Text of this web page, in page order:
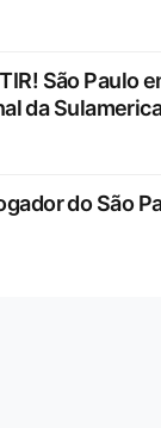
São Paulo
da
do São